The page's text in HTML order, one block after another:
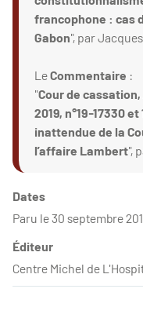
francophone : cas
Gabon", par Jacques
LeCommentaire :
"Cour de
2019, n°19-17330
inattendue de la
l’affaire Lambert",
Dates
Paru le 30 septembre
Éditeur
Centre Michel de